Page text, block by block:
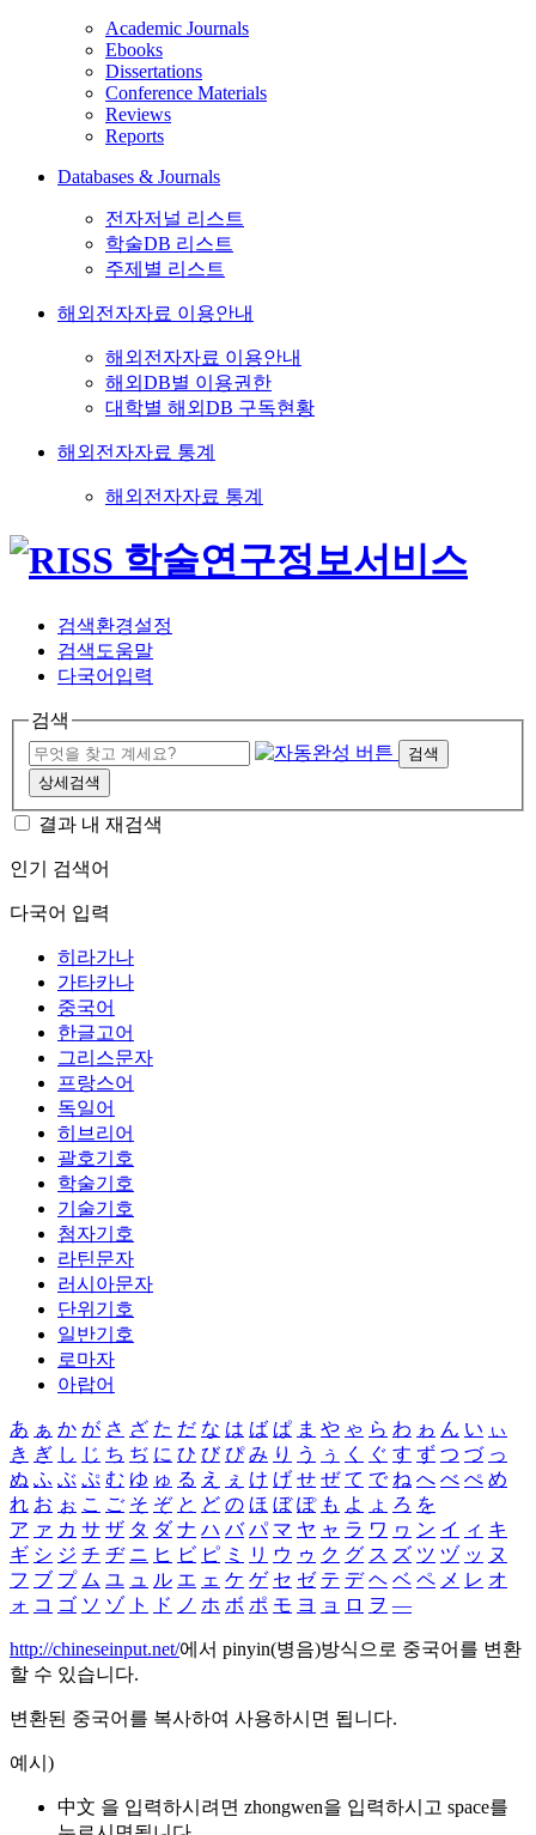
Academic Journals
Ebooks
Dissertations
Conference Materials
Reviews
Reports
Databases & Journals
전자저널 리스트
학술DB 리스트
주제별 리스트
해외전자자료 이용안내
해외전자자료 이용안내
해외DB별 이용권한
대학별 해외DB 구독현황
해외전자자료 통계
해외전자자료 통계
검색환경설정
검색도움말
다국어입력
검색
검색
상세검색
결과 내 재검색
인기 검색어
다국어 입력
히라가나
가타카나
중국어
한글고어
그리스문자
프랑스어
독일어
히브리어
괄호기호
학술기호
기술기호
첨자기호
라틴문자
러시아문자
단위기호
일반기호
로마자
아랍어
あ ぁ か が さ ざ た だ な は ば ぱ ま や ゃ ら わ ゎ ん い ぃ
き ぎ し じ ち ぢ に ひ び ぴ み り う ぅ く ぐ す ず つ づ っ
ぬ ふ ぶ ぷ む ゆ ゅ る え ぇ け げ せ ぜ て で ね へ べ ぺ め
れ お ぉ こ ご そ ぞ と ど の ほ ぼ ぽ も よ ょ ろ を
ア ァ カ サ ザ タ ダ ナ ハ バ パ マ ヤ ャ ラ ワ ヮ ン イ ィ キ
ギ シ ジ チ ヂ ニ ヒ ビ ピ ミ リ ウ ゥ ク グ ス ズ ツ ヅ ッ ヌ
フ ブ プ ム ユ ュ ル エ ェ ケ ゲ セ ゼ テ デ ヘ ベ ペ メ レ オ
ォ コ ゴ ソ ゾ ト ド ノ ホ ボ ポ モ ヨ ョ ロ ヲ ―
http://chineseinput.net/에서 pinyin(병음)방식으로 중국어를 변환
할 수 있습니다.
변환된 중국어를 복사하여 사용하시면 됩니다.
예시)
中文 을 입력하시려면 zhongwen을 입력하시고 space를